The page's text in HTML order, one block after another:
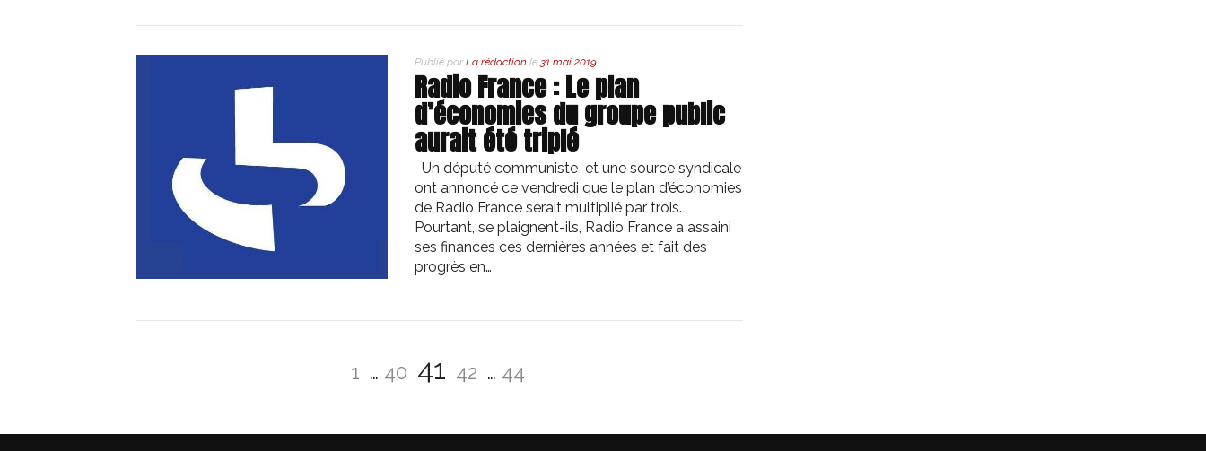
Publié par La rédaction le 31 mai 2019
Radio France : Le plan
d’économies du groupe public
aurait été triplé
Un député communiste et une source syndicale
ont annoncé ce vendredi que le plan d’économies
de Radio France serait multiplié par trois.
Pourtant, se plaignent-ils, Radio France a assaini
ses finances ces dernières années et fait des
progrès en…
des
Page
1 … Page
40 Page
41 Page
42 … Page
44